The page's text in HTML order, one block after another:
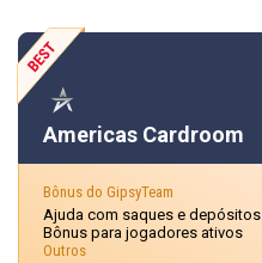
Americas Cardroom
Bônus do GipsyTeam
Ajuda com saques e depósitos
Bônus para jogadores ativos
Outros